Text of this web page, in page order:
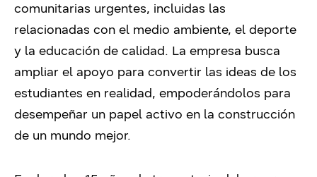
comunitarias urgentes, incluidas las
relacionadas con el medio ambiente, el deporte
y la educación de calidad. La empresa busca
ampliar el apoyo para convertir las ideas de los
estudiantes en realidad, empoderándolos para
desempeñar un papel activo en la construcción
de un mundo mejor.